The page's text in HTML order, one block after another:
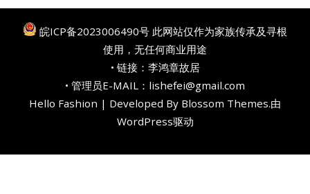
皖ICP备2023006490号 此网站仅作为家族传承及寻根
使用，无任何商业用途
• 链接： 李鸿章故居
• 管理员E-MAIL：lishefei@gmail.com
Hello Fashion | Developed By Blossom Themes.由
WordPress驱动